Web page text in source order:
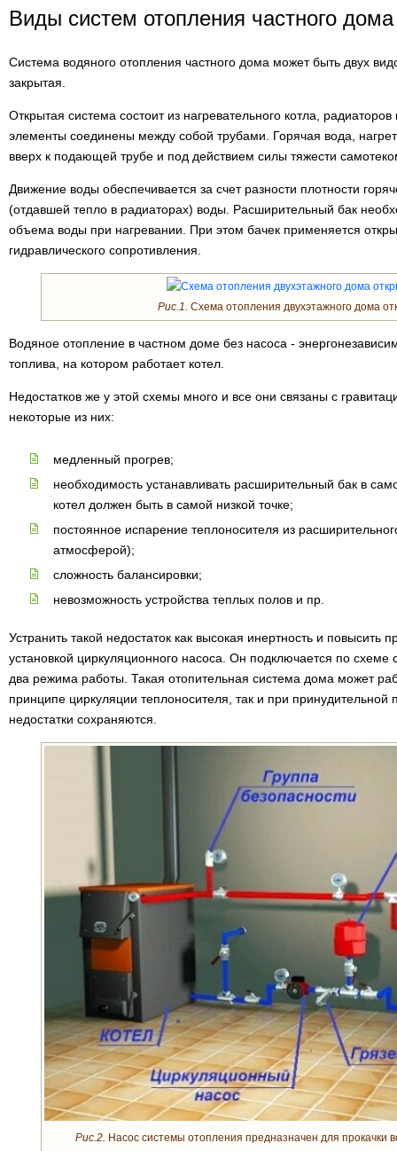
Виды систем отопления частного дома
Система водяного отопления частного дома может быть двух
закрытая.
Открытая система состоит из нагревательного котла,
элементы соединены между собой трубами. Горячая вода,
вверх к подающей трубе и под действием силы тяжести
Движение воды обеспечивается за счет разности плотности
(отдавшей тепло в радиаторах) воды. Расширительный бак
объема воды при нагревании. При этом бачек применяется
гидравлического сопротивления.
Рис.1. Схема отопления двухэтажного дома
Водяное отопление в частном доме без насоса -
топлива, на котором работает котел.
Недостатков же у этой схемы много и все они связаны с
некоторые из них:
медленный прогрев;
необходимость устанавливать расширительный бак в
котел должен быть в самой низкой точке;
постоянное испарение теплоносителя из
атмосферой);
сложность балансировки;
невозможность устройства теплых полов и пр.
Устранить такой недостаток как высокая инертность и повысить
установкой циркуляционного насоса. Он подключается по схеме
два режима работы. Такая отопительная система дома может
принципе циркуляции теплоносителя, так и при принудительной
недостатки сохраняются.
Рис.2. Насос системы отопления предназначен для прокачки